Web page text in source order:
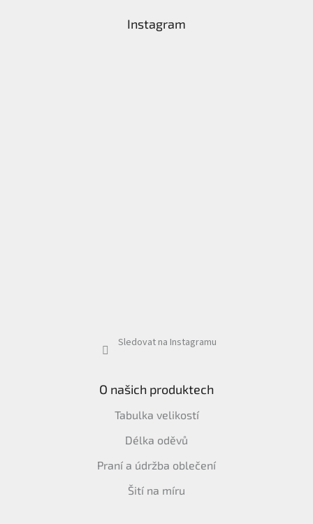
Instagram
Sledovat na Instagramu
O našich produktech
Tabulka velikostí
Délka oděvů
Praní a údržba oblečení
Šití na míru